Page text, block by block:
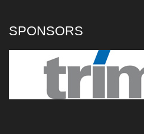
Toronto, ce
[...]
Aryna Sabalenka sortie par
Toronto
SPONSORS